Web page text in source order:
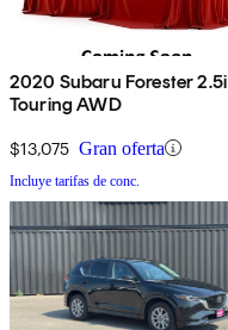
2020 Subaru Forester 2.5i
Touring AWD
$13,075 Gran oferta
Incluye tarifas de conc.